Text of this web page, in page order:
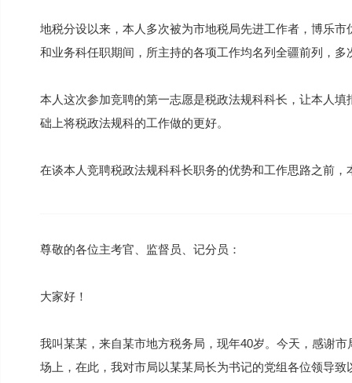
地税分设以来，本人多次被为市地税局先进工作者，博乐
和业务科任职期间，所主持的各项工作均名列全疆前列，多
本人这次参加竞聘的第一志愿是税政法规科科长，让本人
础上将税政法规科的工作做的更好。
在谈本人竞聘税政法规科科长职务的优势和工作思路之前
尊敬的各位主考官、监督员、记分员：
大家好！
我叫某某，来自某市地方税务局，现年40岁。今天，感谢
场上，在此，我对市局以某某局长为书记的党组各位领导